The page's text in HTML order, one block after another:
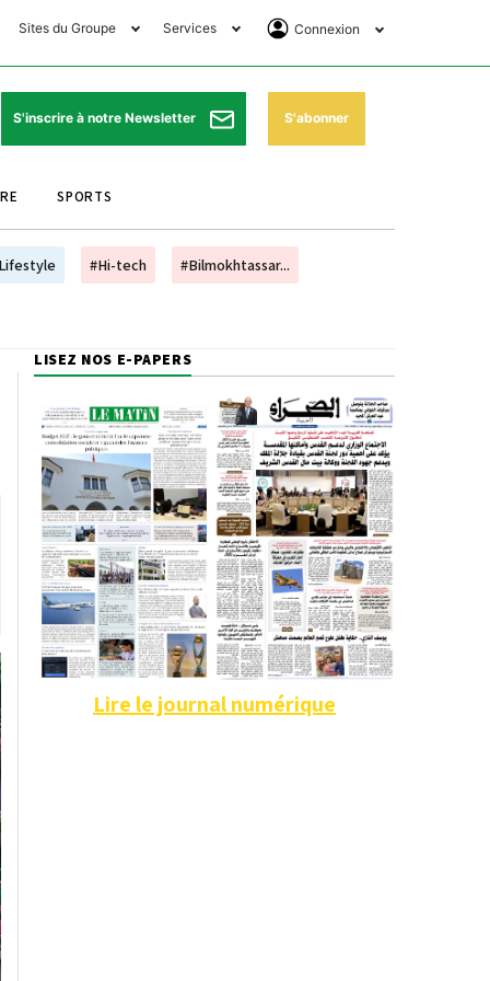
Sites du Groupe
Avantages
Matin Sports
Matin Store
Matin Annonces
Today Forum
Services
Horaires de prières
Pharmacies de garde
Programme TV
Cinéma
Connexion
Se Connecter
Abonnement
S'inscrire à notre Newsletter S'abonner
SPORTS
#Hi-tech #Bilmokhtassar...
LISEZ NOS E-PAPERS
Lire le journal numérique